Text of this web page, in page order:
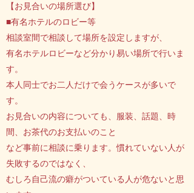
【お見合いの場所選び】
■有名ホテルのロビー等
相談室間で相談して場所を設定しますが、
有名ホテルロビーなど分かり易い場所で行いま
す。
本人同士でお二人だけで会うケースが多いで
す。
お見合いの内容についても、服装、話題、時
間、お茶代のお支払いのこと
など事前に相談に乗ります。慣れていない人が
失敗するのではなく、
むしろ自己流の癖がついている人が危ないと思